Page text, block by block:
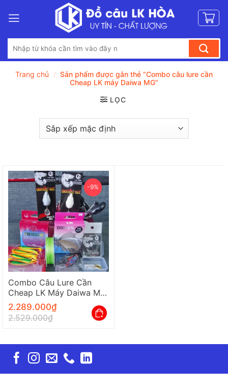
qua
dung
kiếm:
Trang chủ / Sản phẩm được gắn thẻ “Combo câu lure cần
Cheap LK máy Daiwa MG”
LỌC
-9%
Combo Câu Lure Cần
Cheap LK Máy Daiwa MG
Đầy Đủ Chỉ Việc Lắp Câu
2.289.000₫
2.529.000₫